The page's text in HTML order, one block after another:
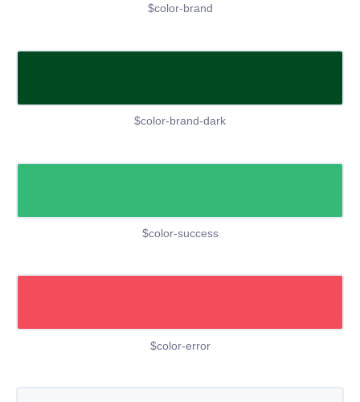
$color-brand
$color-brand-dark
$color-success
$color-error